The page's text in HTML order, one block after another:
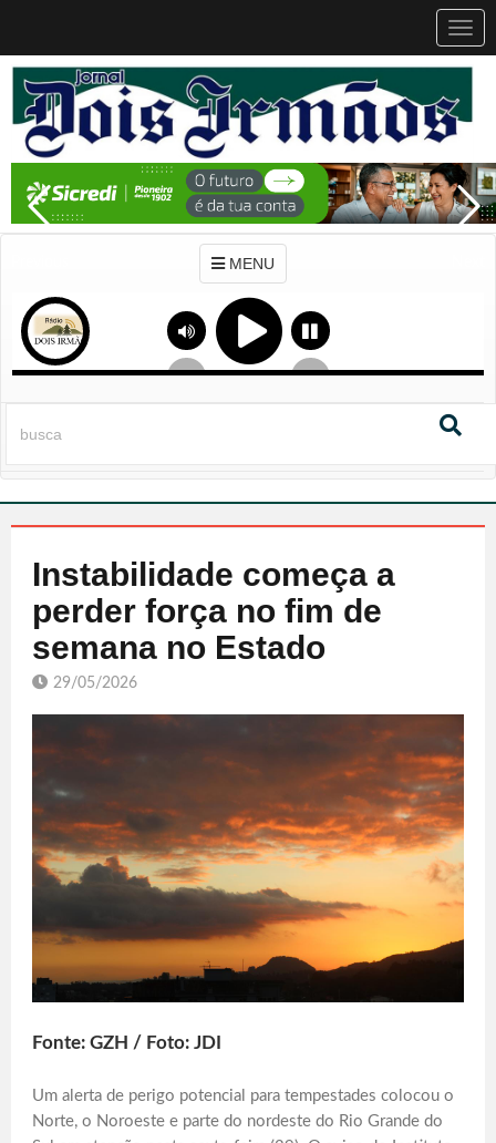
MENU
Instabilidade começa a
perder força no fim de
semana no Estado
29/05/2026
Fonte: GZH / Foto: JDI
Um alerta de perigo potencial para tempestades colocou o
Norte, o Noroeste e parte do nordeste do Rio Grande do